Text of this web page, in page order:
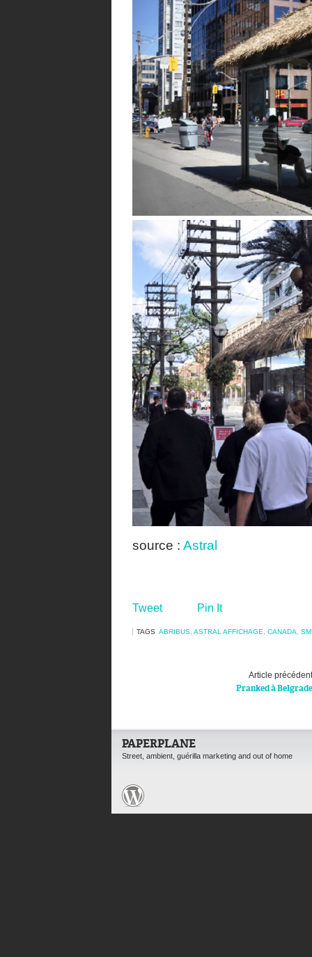
source : Astral
Tweet Pin It
TAGS ABRIBUS, ASTRAL AFFICHAGE, CANADA,
Article précédent
Pranked à Belgrade
PAPERPLANE
Street, ambient, guérilla marketing and out of home